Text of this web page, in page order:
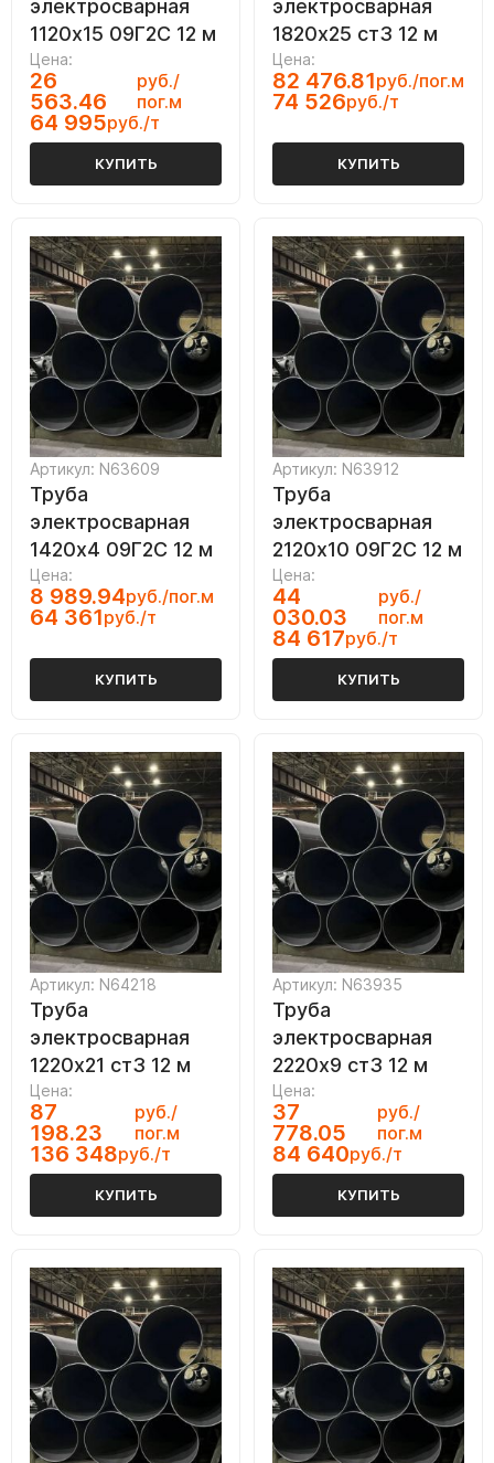
электросварная
1120х15 09Г2С 12 м
Цена:
26
563.46
руб./
пог.м
64 995руб./т
КУПИТЬ
электросварная
1820х25 ст3 12 м
Цена:
82 476.81руб./пог.м
74 526руб./т
КУПИТЬ
Артикул: N63609
Труба
электросварная
1420х4 09Г2С 12 м
Цена:
8 989.94руб./пог.м
64 361руб./т
КУПИТЬ
Артикул: N63912
Труба
электросварная
2120х10 09Г2С 12 м
Цена:
44
030.03
руб./
пог.м
84 617руб./т
КУПИТЬ
Артикул: N64218
Труба
электросварная
1220х21 ст3 12 м
Цена:
87
198.23
руб./
пог.м
136 348руб./т
КУПИТЬ
Артикул: N63935
Труба
электросварная
2220х9 ст3 12 м
Цена:
37
778.05
руб./
пог.м
84 640руб./т
КУПИТЬ